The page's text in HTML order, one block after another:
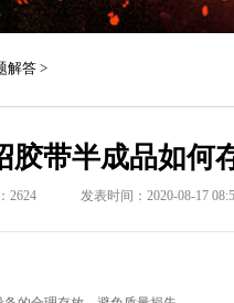
解答 >
胶带半成品如何
2624 发表时间：2020-08-17